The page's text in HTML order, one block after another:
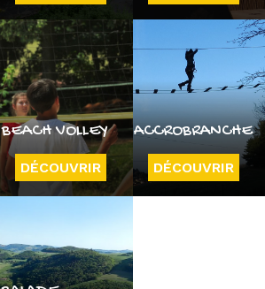
BEACH VOLLEY
DÉCOUVRIR
ACCROBRANCHE
DÉCOUVRIR